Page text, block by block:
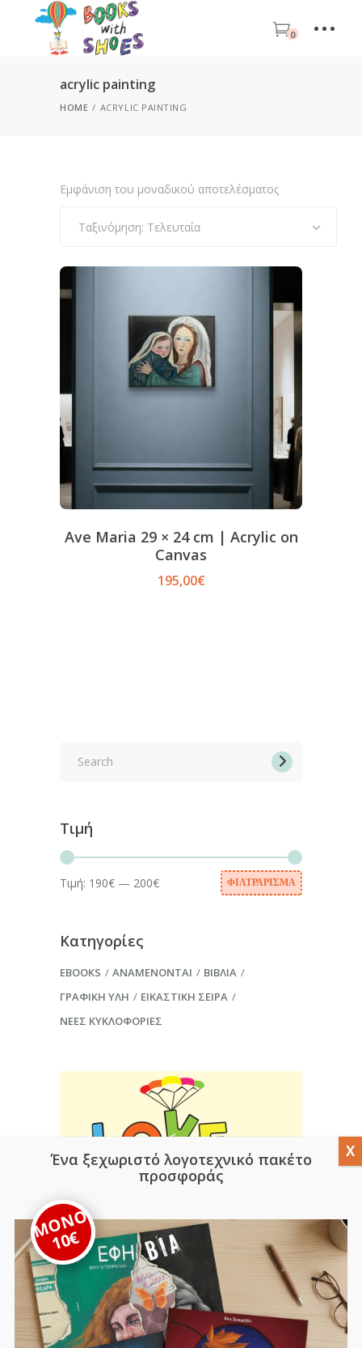
0
acrylic painting
HOME ACRYLIC PAINTING
Εμφάνιση του μοναδικού αποτελέσματος
Ταξινόμηση: Τελευταία
Ave Maria 29 × 24 cm | Acrylic on
Canvas
195,00€
Τιμή
Ελάχιστη
τιμή
Μέγιστη
τιμή
ΦΙΛΤΡΆΡΙΣΜΑ
Τιμή: 190€ — 200€
Κατηγορίες
EBOOKS ΑΝΑΜΈΝΟΝΤΑΙ
ΒΙΒΛΊΑ
ΓΡΑΦΙΚΉ ΎΛΗ
ΕΙΚΑΣΤΙΚΉ ΣΕΙΡΆ
ΝΈΕΣ ΚΥΚΛΟΦΟΡΊΕΣ
Ένα ξεχωριστό λογοτεχνικό πακέτο
προσφοράς
ΜΟΝΟ
10€